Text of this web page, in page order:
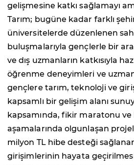
gelişmesine katkı sağlamayı
Tarım; bugüne kadar farklı
üniversitelerde düzenlenen
buluşmalarıyla gençlerle bir
ve dış uzmanların katkısıyla
öğrenme deneyimleri ve
gençlere tarım, teknoloji ve
kapsamlı bir gelişim alanı
kapsamında, fikir maratonu
aşamalarında olgunlaşan
milyon TL hibe desteği
girişimlerinin hayata